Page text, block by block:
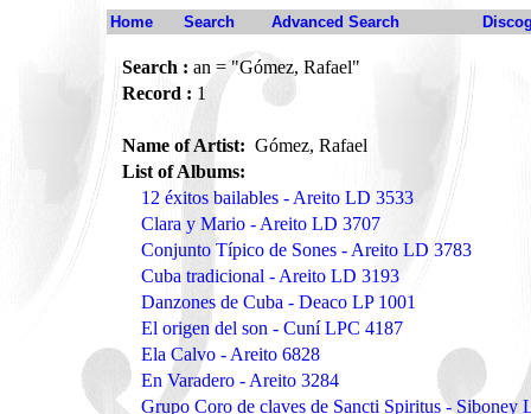
Home Search Advanced Search
Search : an = "Gómez, Rafael"
Record : 1
Name of Artist: Gómez, Rafael
List of Albums:
12 éxitos bailables - Areito LD 3533
Clara y Mario - Areito LD 3707
Conjunto Típico de Sones - Areito LD 3783
Cuba tradicional - Areito LD 3193
Danzones de Cuba - Deaco LP 1001
El origen del son - Cuní LPC 4187
Ela Calvo - Areito 6828
En Varadero - Areito 3284
Grupo Coro de claves de Sancti Spiritus - Siboney